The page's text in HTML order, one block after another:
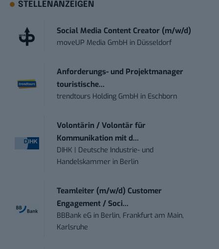
STELLENANZEIGEN
Social Media Content Creator (m/w/d)
moveUP Media GmbH in Düsseldorf
Anforderungs- und Projektmanager
touristische...
trendtours Holding GmbH in Eschborn
Volontärin / Volontär für
Kommunikation mit d...
DIHK | Deutsche Industrie- und
Handelskammer in Berlin
Teamleiter (m/w/d) Customer
Engagement / Soci...
BBBank eG in Berlin, Frankfurt am Main,
Karlsruhe